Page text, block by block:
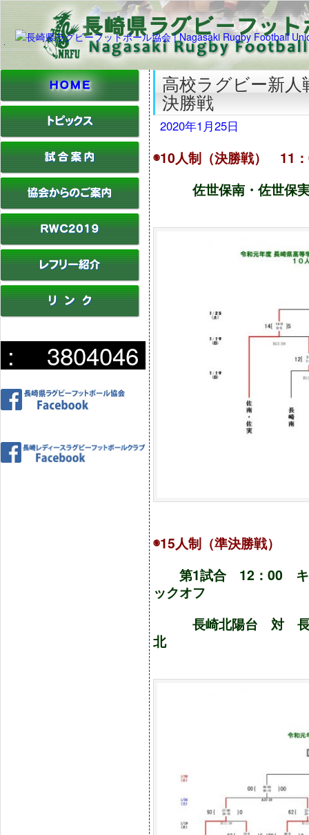
3804046
:
高校ラグビー新
決勝戦
2020年1月25日
◉10人制（決勝戦） 11
佐世保南・佐世
◉15人制（準決勝戦）
第1試合 12：00
ックオフ
長崎北陽台 対
北